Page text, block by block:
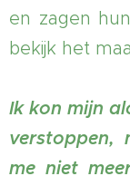
en zagen
bekijk het
Ik kon mijn
verstoppen,
me niet